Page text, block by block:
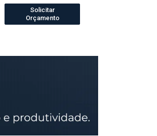
Solicitar
Orçamento